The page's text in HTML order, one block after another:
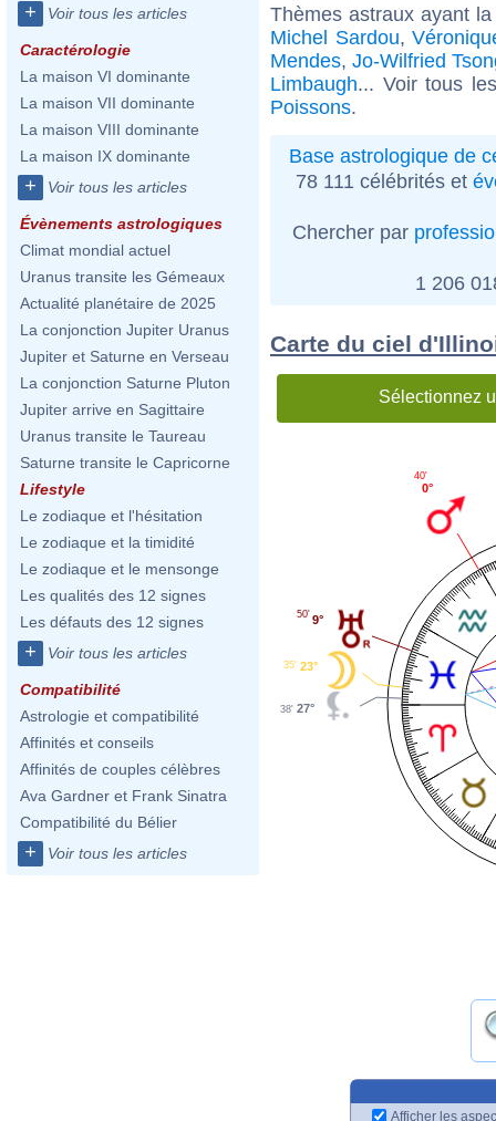
+ Voir tous les articles
Caractérologie
La maison VI dominante
La maison VII dominante
La maison VIII dominante
La maison IX dominante
+ Voir tous les articles
Évènements astrologiques
Climat mondial actuel
Uranus transite les Gémeaux
Actualité planétaire de 2025
La conjonction Jupiter Uranus
Jupiter et Saturne en Verseau
La conjonction Saturne Pluton
Jupiter arrive en Sagittaire
Uranus transite le Taureau
Saturne transite le Capricorne
Lifestyle
Le zodiaque et l'hésitation
Le zodiaque et la timidité
Le zodiaque et le mensonge
Les qualités des 12 signes
Les défauts des 12 signes
+ Voir tous les articles
Compatibilité
Astrologie et compatibilité
Affinités et conseils
Affinités de couples célèbres
Ava Gardner et Frank Sinatra
Compatibilité du Bélier
+ Voir tous les articles
Thèmes astraux ayant
Michel Sardou,
Mendes, Jo-Wilfried
Limbaugh... Voir tous
Poissons.
Base astrologique de
78 111 célébrités et
Chercher par
1 206
Carte du ciel
Sélectionnez
0°
40'
9°
50'
23°
35'
27°
38'
Afficher les